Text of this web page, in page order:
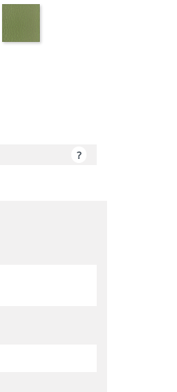
?